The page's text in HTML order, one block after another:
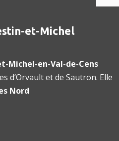
et-Michel
Michel-en-Val-de-Cens
d’Orvault et de Sautron. Elle
Nord